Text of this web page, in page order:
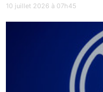
10 juillet 2026 à 07h45